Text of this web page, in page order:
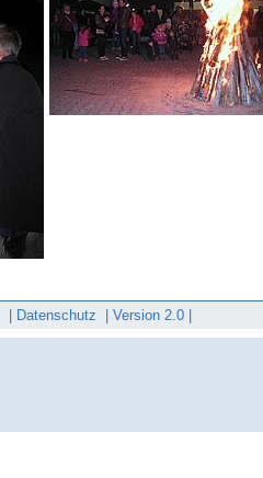
Datenschutz Version 2.0 |